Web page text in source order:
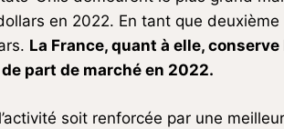
en 2022. En tant que
La France, quant à elle,
part de marché en 2022.
soit renforcée par une